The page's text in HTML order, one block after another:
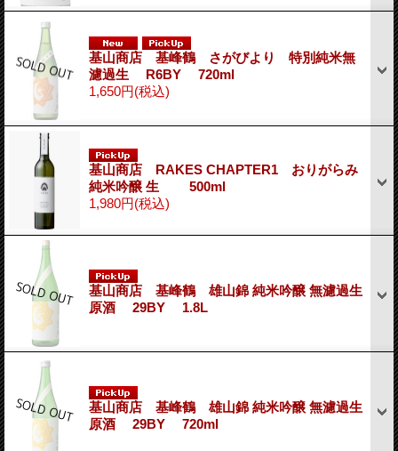
基山商店 基峰鶴 さがびより 特別純米無
濾過生 R6BY 720ml
1,650円(税込)
基山商店 RAKES CHAPTER1 おりがらみ
純米吟醸 生 500ml
1,980円(税込)
基山商店 基峰鶴 雄山錦 純米吟醸 無濾過生
原酒 29BY 1.8L
基山商店 基峰鶴 雄山錦 純米吟醸 無濾過生
原酒 29BY 720ml